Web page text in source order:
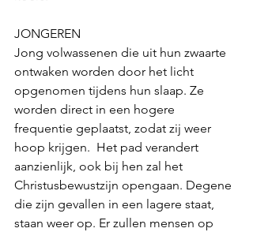
JONGEREN
Jong volwassenen die uit hun zwaarte
ontwaken worden door het licht
opgenomen tijdens hun slaap. Ze
worden direct in een hogere
frequentie geplaatst, zodat zij weer
hoop krijgen.  Het pad verandert
aanzienlijk, ook bij hen zal het
Christusbewustzijn opengaan. Degene
die zijn gevallen in een lagere staat,
staan weer op. Er zullen mensen op